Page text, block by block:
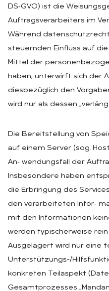
DS‑GVO) ist die
Auftragsverarbeiters im
Während
steuernden Einfluss auf
Mittel der
haben, unterwirft sich der
diesbezüglich den
wird nur als dessen
Die Bereitstellung von
auf einem Server (sog.
An‑ wendungsfall der
Insbesondere haben
die Erbringung des
den verarbeiteten Infor‑
mit den Informationen
werden typischerweise
Ausgelagert wird nur eine
Unterstützungs-/
konkreten Teilaspekt
Gesamtprozesses